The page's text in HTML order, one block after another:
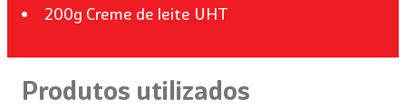
200g Creme de leite UHT
Produtos utilizados